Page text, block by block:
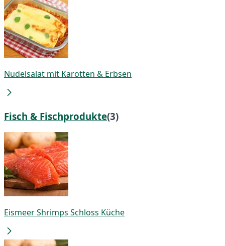
Nudelsalat mit Karotten & Erbsen
Fisch & Fischprodukte(3)
Eismeer Shrimps Schloss Küche